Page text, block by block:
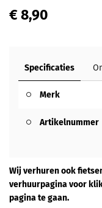
€ 8,90
Specificaties
Merk
Artikelnummer
Wij verhuren ook
verhuurpagina voor
pagina te gaan.